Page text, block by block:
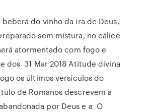
do vinho da ira de Deus,
sem mistura, no cálice
atormentado com fogo e
dos 31 Mar 2018 Atitude divina
os últimos versículos do
de Romanos descrevem a
por Deus e a O